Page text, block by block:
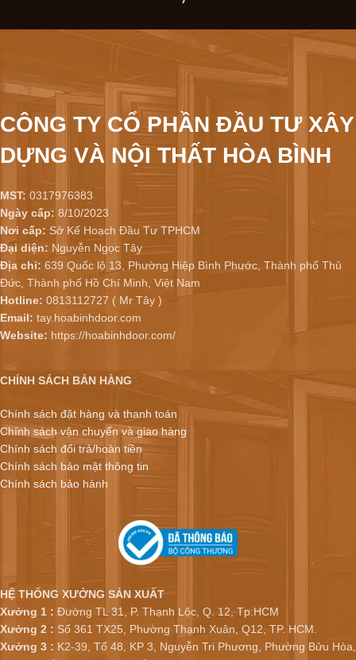
CÔNG TY CỔ PHẦN ĐẦU TƯ XÂY
DỰNG VÀ NỘI THẤT HÒA BÌNH
MST: 0317976383
Ngày cấp: 8/10/2023
Nơi cấp: Sở Kế Hoạch Đầu Tư TPHCM
Đại diện: Nguyễn Ngọc Tây
Địa chỉ: 639 Quốc lộ 13, Phường Hiệp Bình Phước, Thành phố Thủ
Đức, Thành phố Hồ Chí Minh, Việt Nam
Hotline: 0813112727 ( Mr Tây )
Email: tay.hoabinhdoor.com
Website: https://hoabinhdoor.com/
CHÍNH SÁCH BÁN HÀNG
Chính sách đặt hàng và thanh toán
Chính sách vận chuyển và giao hàng
Chính sách đổi trả/hoàn tiền
Chính sách bảo mật thông tin
Chính sách bảo hành
HỆ THỐNG XƯỞNG SẢN XUẤT
Xưởng 1 : Đường TL 31, P. Thạnh Lộc, Q. 12, Tp.HCM
Xưởng 2 : Số 361 TX25, Phường Thạnh Xuân, Q12, TP. HCM.
Xưởng 3 : K2-39, Tổ 48, KP 3, Nguyễn Tri Phương, Phường Bửu Hòa,